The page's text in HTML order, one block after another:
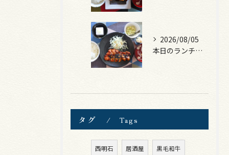
2026/08/05
本日のランチは、ロース豚カツ梅はさみ！
タグ Tags
西明石 居酒屋 黒毛和牛